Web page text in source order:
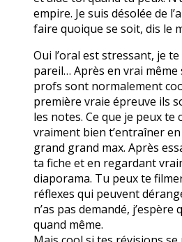
empire. Je suis désolée de
faire quoique se soit, dis le
Oui l’oral est stressant, je
pareil… Après en vrai même
profs sont normalement
première vraie épreuve ils
les notes. Ce que je peux te
vraiment bien t’entraîner
grand grand max. Après
ta fiche et en regardant
diaporama. Tu peux te
réflexes qui peuvent
n’as pas demandé, j’espère
quand même.